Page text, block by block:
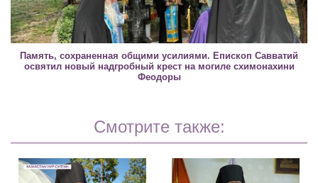
Память, сохраненная общими усилиями. Епископ Савватий
освятил новый надгробный крест на могиле схимонахини
Феодоры
Смотрите также: